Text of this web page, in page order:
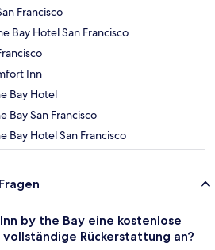
Francisco
Bay Hotel San Francisco
Inn
Bay Hotel
Bay San Francisco
Bay Hotel San Francisco
by the Bay eine kostenlose
Rückerstattung an?